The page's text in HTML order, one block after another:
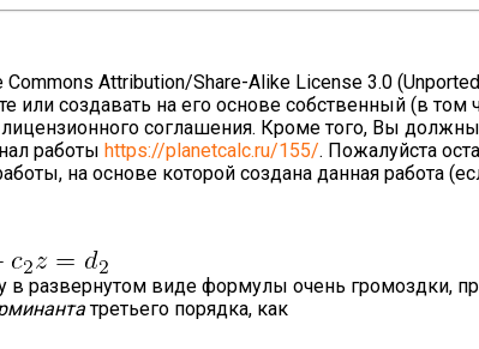
Attribution/Share-Alike License 3.0
или создавать на его основе собственный (в том
соглашения. Кроме того, Вы
работы https://planetcalc.ru/155/. Пожалуйста
на основе которой создана данная работа
развернутом виде формулы очень громоздки,
третьего порядка, как